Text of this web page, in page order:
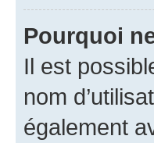
Pourquoi
Il est
nom
également